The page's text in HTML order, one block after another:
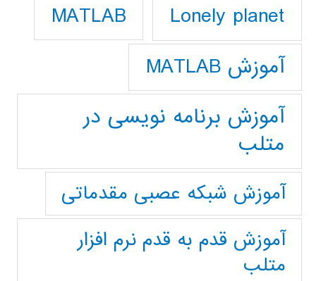
Lonely planet
MATLAB
آموزش MATLAB
آموزش برنامه نویسی در
متلب
آموزش شبکه عصبی مقدماتی
آموزش قدم به قدم نرم افزار
متلب